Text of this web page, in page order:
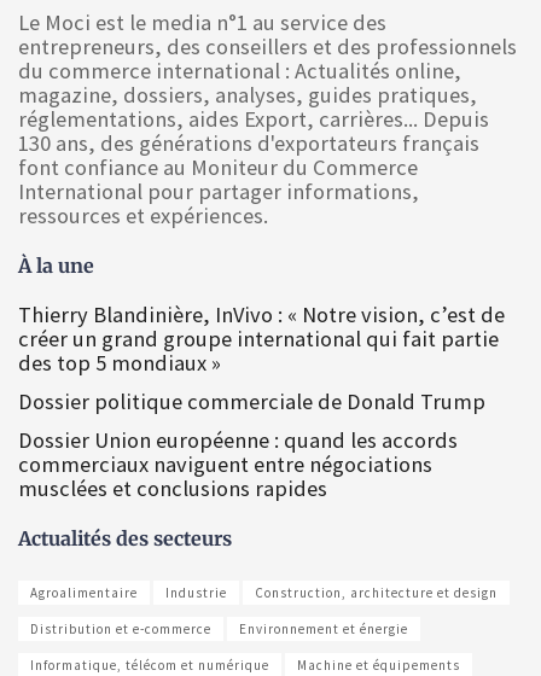
Le Moci est le media n°1 au service des
entrepreneurs, des conseillers et des professionnels
du commerce international : Actualités online,
magazine, dossiers, analyses, guides pratiques,
réglementations, aides Export, carrières... Depuis
130 ans, des générations d'exportateurs français
font confiance au Moniteur du Commerce
International pour partager informations,
ressources et expériences.
À la une
Thierry Blandinière, InVivo : « Notre vision, c’est de
créer un grand groupe international qui fait partie
des top 5 mondiaux »
Dossier politique commerciale de Donald Trump
Dossier Union européenne : quand les accords
commerciaux naviguent entre négociations
musclées et conclusions rapides
Actualités des secteurs
Agroalimentaire Industrie Construction, architecture et design
Distribution et e-commerce Environnement et énergie
Informatique, télécom et numérique Machine et équipements